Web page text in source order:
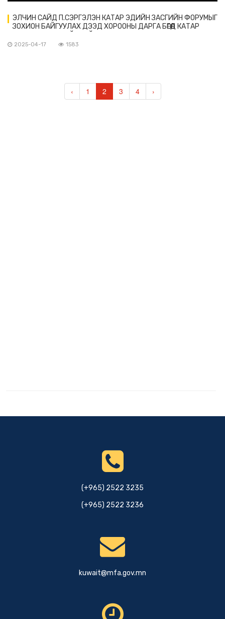
ЭЛЧИН САЙД П.СЭРГЭЛЭН КАТАР ЭДИЙН ЗАСГИЙН ФОРУМЫГ
ЗОХИОН БАЙГУУЛАХ ДЭЭД ХОРООНЫ ДАРГА БӨГӨӨД КАТАР
МУХАММАД АЛЬ-ХОРИ-ТОЙ УУЛЗАВ
2025-04-17 1583
‹ 1 2 3 4 ›
(+965) 2522 3235
(+965) 2522 3236
kuwait@mfa.gov.mn